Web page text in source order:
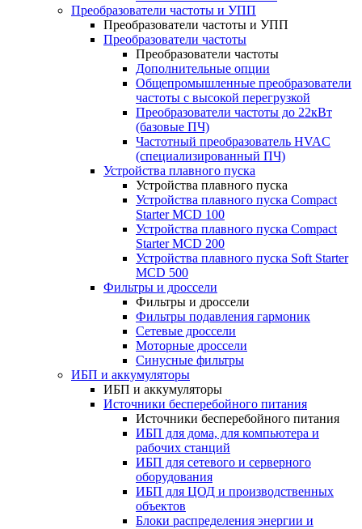
Преобразователи частоты и УПП
Преобразователи частоты и УПП
Преобразователи частоты
Преобразователи частоты
Дополнительные опции
Общепромышленные преобразователи
частоты с высокой перегрузкой
Преобразователи частоты до 22кВт
(базовые ПЧ)
Частотный преобразователь HVAC
(специализированный ПЧ)
Устройства плавного пуска
Устройства плавного пуска
Устройства плавного пуска Compact
Starter MCD 100
Устройства плавного пуска Compact
Starter MCD 200
Устройства плавного пуска Soft Starter
MCD 500
Фильтры и дроссели
Фильтры и дроссели
Фильтры подавления гармоник
Сетевые дроссели
Моторные дроссели
Синусные фильтры
ИБП и аккумуляторы
ИБП и аккумуляторы
Источники бесперебойного питания
Источники бесперебойного питания
ИБП для дома, для компьютера и
рабочих станций
ИБП для сетевого и серверного
оборудования
ИБП для ЦОД и производственных
объектов
Блоки распределения энергии и